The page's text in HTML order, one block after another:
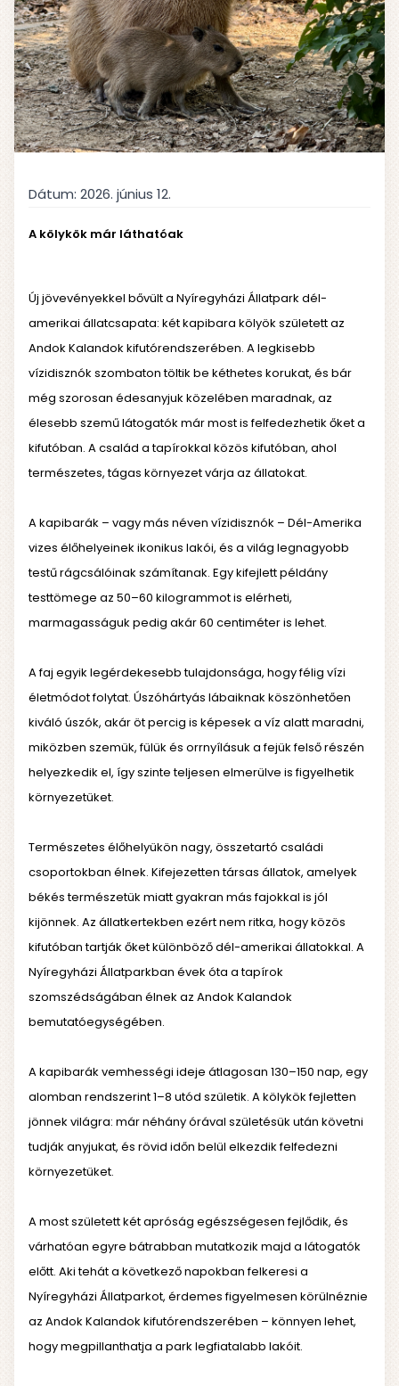
Dátum: 2026. június 12.
A kölykök már láthatóak
Új jövevényekkel bővült a Nyíregyházi Állatpark dél-
amerikai állatcsapata: két kapibara kölyök született az
Andok Kalandok kifutórendszerében. A legkisebb
vízidisznók szombaton töltik be kéthetes korukat, és bár
még szorosan édesanyjuk közelében maradnak, az
élesebb szemű látogatók már most is felfedezhetik őket a
kifutóban. A család a tapírokkal közös kifutóban, ahol
természetes, tágas környezet várja az állatokat.
A kapibarák – vagy más néven vízidisznók – Dél-Amerika
vizes élőhelyeinek ikonikus lakói, és a világ legnagyobb
testű rágcsálóinak számítanak. Egy kifejlett példány
testtömege az 50–60 kilogrammot is elérheti,
marmagasságuk pedig akár 60 centiméter is lehet.
A faj egyik legérdekesebb tulajdonsága, hogy félig vízi
életmódot folytat. Úszóhártyás lábaiknak köszönhetően
kiváló úszók, akár öt percig is képesek a víz alatt maradni,
miközben szemük, fülük és orrnyílásuk a fejük felső részén
helyezkedik el, így szinte teljesen elmerülve is figyelhetik
környezetüket.
Természetes élőhelyükön nagy, összetartó családi
csoportokban élnek. Kifejezetten társas állatok, amelyek
békés természetük miatt gyakran más fajokkal is jól
kijönnek. Az állatkertekben ezért nem ritka, hogy közös
kifutóban tartják őket különböző dél-amerikai állatokkal. A
Nyíregyházi Állatparkban évek óta a tapírok
szomszédságában élnek az Andok Kalandok
bemutatóegységében.
A kapibarák vemhességi ideje átlagosan 130–150 nap, egy
alomban rendszerint 1–8 utód születik. A kölykök fejletten
jönnek világra: már néhány órával születésük után követni
tudják anyjukat, és rövid időn belül elkezdik felfedezni
környezetüket.
A most született két apróság egészségesen fejlődik, és
várhatóan egyre bátrabban mutatkozik majd a látogatók
előtt. Aki tehát a következő napokban felkeresi a
Nyíregyházi Állatparkot, érdemes figyelmesen körülnéznie
az Andok Kalandok kifutórendszerében – könnyen lehet,
hogy megpillanthatja a park legfiatalabb lakóit.